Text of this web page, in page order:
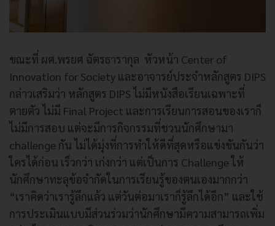
ขณะที่ ผศ.พรยศ ฉัตรธารากุล หัวหน้า Center of
Innovation for Society และอาจารย์ประจําหลักสูตร DIPS
กล่าวเสริมว่า หลักสูตร DIPS ไม่มีหนังสือเรียนเฉพาะที่
ตายตัว ไม่มี Final Project และการเรียนการสอนของเราก็
ไม่มีการสอบ แต่จะมีการกิจกรรมที่ชวนนักศึกษามา
challenge กัน ไม่ได้มุ่งที่การทำให้ดีที่สุดหรือแข่งขันกันว่า
ใครได้ก่อน เร็วกว่า เก่งกว่า แต่เป็นการ Challenge ให้
นักศึกษาทะลุข้อจำกัดในการเรียนรู้ของตนเองมากกว่า
“เราคิดว่าเรารู้ลึกแล้ว แต่วันต่อมาเราก็รู้ลึกได้อีก” และใช้
การประเมินแบบมีส่วนร่วมว่านักศึกษามีความสามารถเพิ่ม